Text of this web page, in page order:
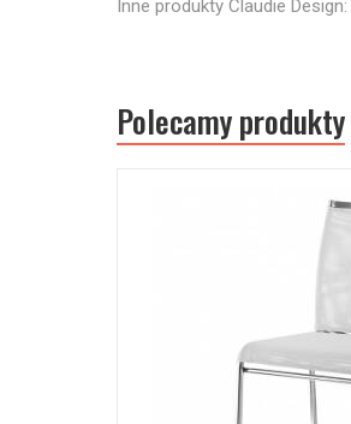
Inne produkty Claudie Design:
Polecamy produkty